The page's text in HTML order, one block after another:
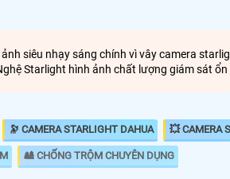
siêu nhạy sáng chính vì vây camera
Starlight hình ảnh chất lượng giám sát
🔭 CAMERA STARLIGHT DAHUA 💥 CAMERA
🎎 CHỐNG TRỘM CHUYÊN DỤNG